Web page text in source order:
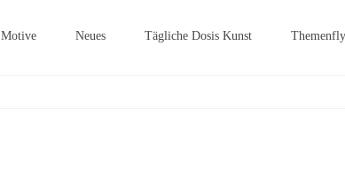
Motive Neues Tägliche Dosis Kunst